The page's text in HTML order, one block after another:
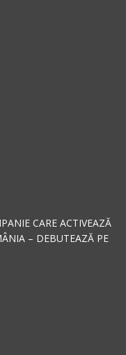
CARE ACTIVEAZĂ
– DEBUTEAZĂ PE